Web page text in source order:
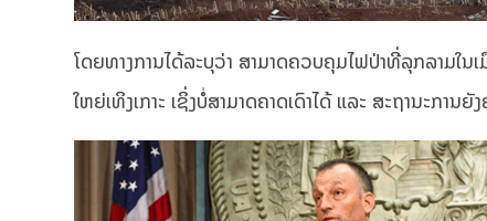
ໂດຍທາງການໄດ້ລະບຸວ່າ ສາມາດຄວບຄຸມໄຟປ່າທີ່ລຸກລາມໃນ
ໃຫຍ່ເທິງເກາະ ເຊິ່ງບໍ່ສາມາດຄາດເດົາໄດ້ ແລະ ສະຖານະການຍັ